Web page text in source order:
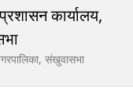
कार्यालय,
संखुवासभा